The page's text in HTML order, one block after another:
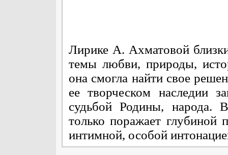
Лирике А. Ахматовой
темы любви, природы,
она смогла найти свое
ее творческом наследии
судьбой Родины, народа.
только поражает глубиной
интимной, особой